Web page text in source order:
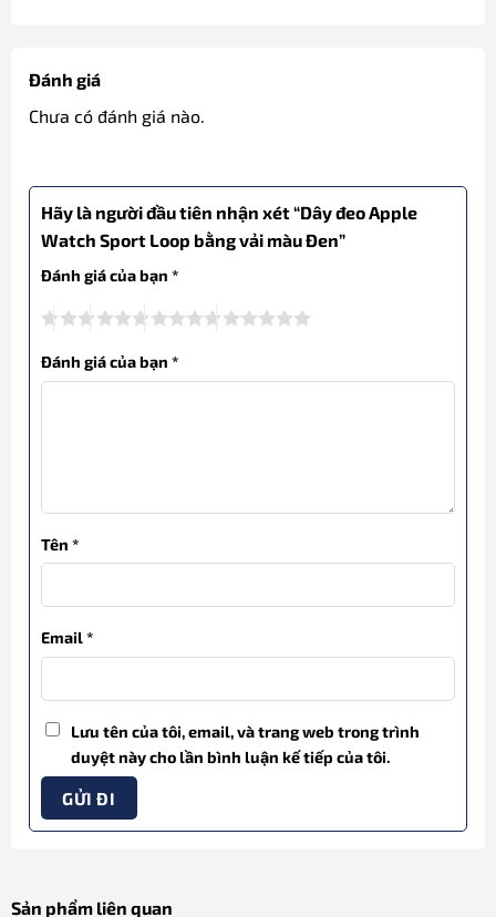
Đánh giá
Chưa có đánh giá nào.
Hãy là người đầu tiên nhận xét “Dây đeo Apple
Watch Sport Loop bằng vải màu Đen”
Đánh giá của bạn *
Đánh giá của bạn *
Tên *
Email*
Lưu tên của tôi, email, và trang web trong trình
duyệt này cho lần bình luận kế tiếp của tôi.
Sản phẩm liên quan